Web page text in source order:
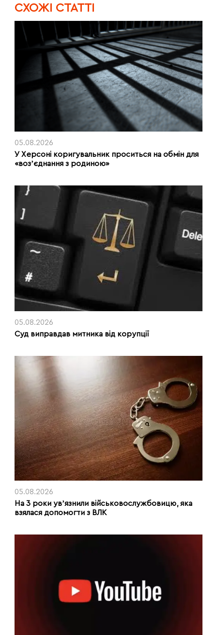
CХОЖІ СТАТТІ
05.08.2026
У Херсоні коригувальник проситься на обмін для
«возʼєднання з родиною»
05.08.2026
Суд виправдав митника від корупції
05.08.2026
На 3 роки увʼязнили військовослужбовицю, яка
взялася допомогти з ВЛК